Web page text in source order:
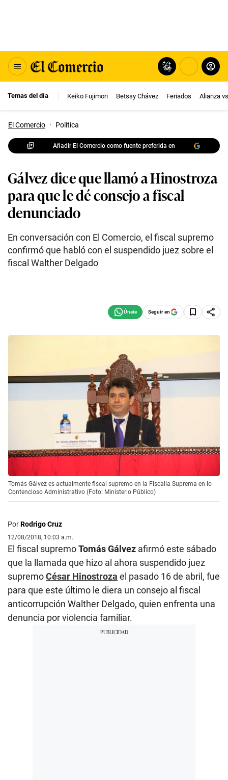
Temas del día Keiko Fujimori Betssy Chávez Feriados Alianza
El Comercio · Politica
Añadir El Comercio como fuente preferida en
Gálvez dice que llamó a Hinostroza
para que le dé consejo a fiscal
denunciado
En conversación con El Comercio, el fiscal supremo
confirmó que habló con el suspendido juez sobre el
fiscal Walther Delgado
Seguir en
Tomás Gálvez es actualmente fiscal supremo en la Fiscalía Suprema en lo
Contencioso Administrativo (Foto: Ministerio Público)
PorRodrigo Cruz
12/08/2018, 10:03 a.m.
El fiscal supremoTomás Gálvez afirmó este sábado
que la llamada que hizo al ahora suspendido juez
supremoCésar Hinostroza el pasado 16 de abril, fue
para que este último le diera un consejo al fiscal
anticorrupción Walther Delgado, quien enfrenta una
denuncia por violencia familiar.